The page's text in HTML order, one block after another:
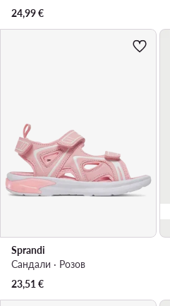
24,99€
Sprandi
Сандали · Розов
23,51 €